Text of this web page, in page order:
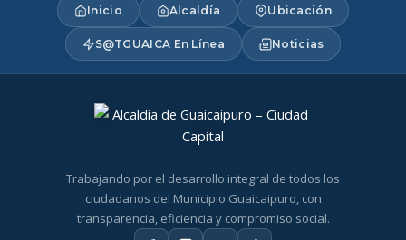
Inicio Alcaldía Ubicación
S@TGUAICA En Línea Noticias
Trabajando por el desarrollo integral de todos los
ciudadanos del Municipio Guaicaipuro, con
transparencia, eficiencia y compromiso social.